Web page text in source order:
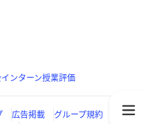
インターン授業評価
広告掲載
グループ規約